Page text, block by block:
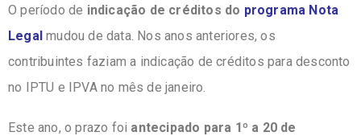
O período de indicação de créditos do programa Nota
Legal mudou de data. Nos anos anteriores, os
contribuintes faziam a indicação de créditos para desconto
no IPTU e IPVA no mês de janeiro.
Este ano, o prazo foi antecipado para 1º a 20 de